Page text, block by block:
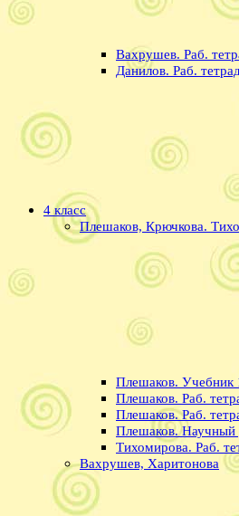
Вахрушев. Раб.
Данилов. Раб.
4 класс
Плешаков, Крючкова.
Плешаков. Учебник
Плешаков. Раб.
Плешаков. Раб.
Плешаков. Научный
Тихомирова. Раб.
Вахрушев, Харитонова